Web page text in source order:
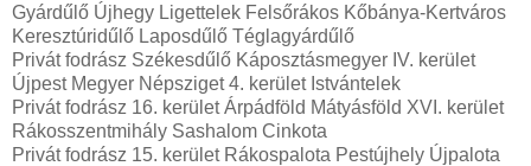
Gyárdűlő Újhegy Ligettelek Felsőrákos Kőbánya-Kertváros
Keresztúridűlő Laposdűlő Téglagyárdűlő
Privát fodrász Székesdűlő Káposztásmegyer IV. kerület
Újpest Megyer Népsziget 4. kerület Istvántelek
Privát fodrász 16. kerület Árpádföld Mátyásföld XVI. kerület
Rákosszentmihály Sashalom Cinkota
Privát fodrász 15. kerület Rákospalota Pestújhely Újpalota